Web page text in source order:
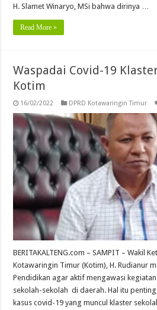
H. Slamet Winaryo, MSi bahwa dirinya …
Read More »
Waspadai Covid-19
Kotim
16/02/2022 DPRD Kotawaringin Timur
BERITAKALTENG.com – SAMPIT – Wakil
Kotawaringin Timur (Kotim), H. Rudianur
Pendidikan agar aktif mengawasi
sekolah-sekolah di daerah. Hal itu
kasus covid-19 yang muncul klaster